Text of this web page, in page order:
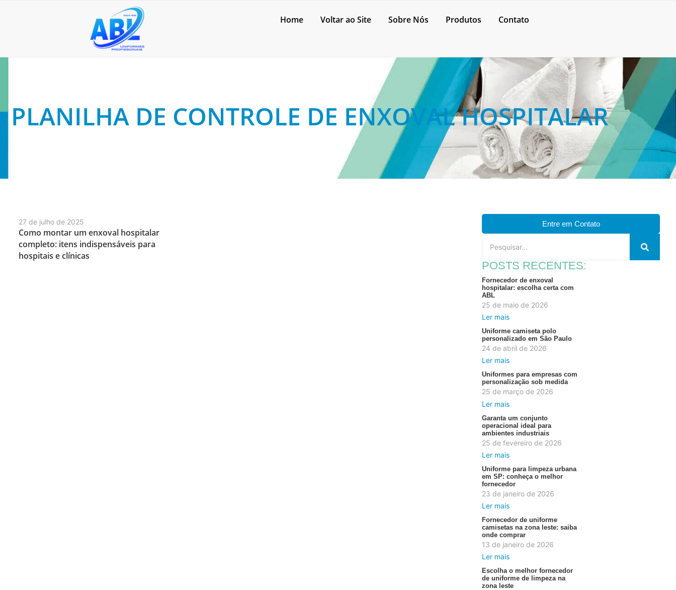
Home Voltar ao Site Sobre Nós Produtos Contato
PLANILHA DE CONTROLE DE ENXOVAL HOSPITALAR
27 de julho de 2025
Como montar um enxoval hospitalar
completo: itens indispensáveis para
hospitais e clínicas
Entre em Contato
POSTS RECENTES:
Fornecedor de enxoval
hospitalar: escolha certa com
ABL
25 de maio de 2026
Ler mais
Uniforme camiseta polo
personalizado em São Paulo
24 de abril de 2026
Ler mais
Uniformes para empresas com
personalização sob medida
25 de março de 2026
Ler mais
Garanta um conjunto
operacional ideal para
ambientes industriais
25 de fevereiro de 2026
Ler mais
Uniforme para limpeza urbana
em SP: conheça o melhor
fornecedor
23 de janeiro de 2026
Ler mais
Fornecedor de uniforme
camisetas na zona leste: saiba
onde comprar
13 de janeiro de 2026
Ler mais
Escolha o melhor fornecedor
de uniforme de limpeza na
zona leste